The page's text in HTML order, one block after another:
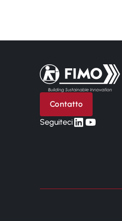
Torna alla pagina iniziale
Contatto
Seguitecilinkedin
yt